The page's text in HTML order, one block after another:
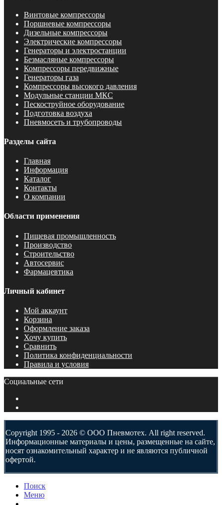
Винтовые компрессоры
Поршневые компрессоры
Дизельные компрессоры
Электрические компрессоры
Генераторы и электростанции
Безмасляные компрессоры
Компрессоры передвижные
Генераторы газа
Компрессоры высокого давления
Модульные станции МКС
Пескоструйное оборудование
Подготовка воздуха
Пневмосеть и трубопроводы
Разделы сайта
Главная
Информация
Каталог
Контакты
О компании
Области применения
Пищевая промышленность
Производство
Строительство
Автосервис
Фармацевтика
Личный кабинет
Мой аккаунт
Корзина
Оформление заказа
Хочу купить
Сравнить
Политика конфиденциальности
Правила и условия
Социальные сети
Copyright 1995 - 2026 © ООО Пневмотех. All right reserved.
Информационные материалы и цены, размещенные на сайте,
носят ознакомительный характер и не являются публичной
офертой.
Поиск
Меню